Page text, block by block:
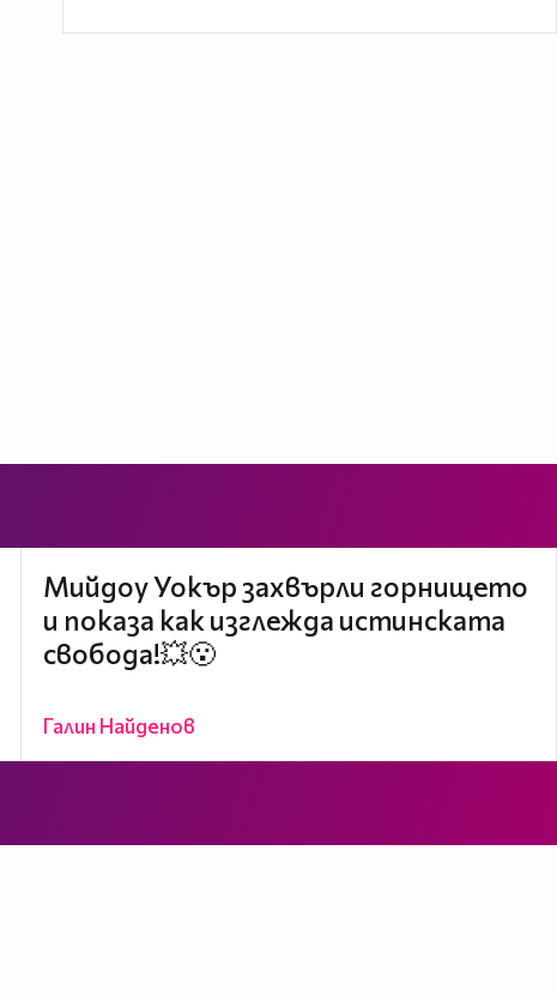
Мийдоу Уокър захвърли горнището
и показа как изглежда истинската
свобода!💥😮
Галин Найденов